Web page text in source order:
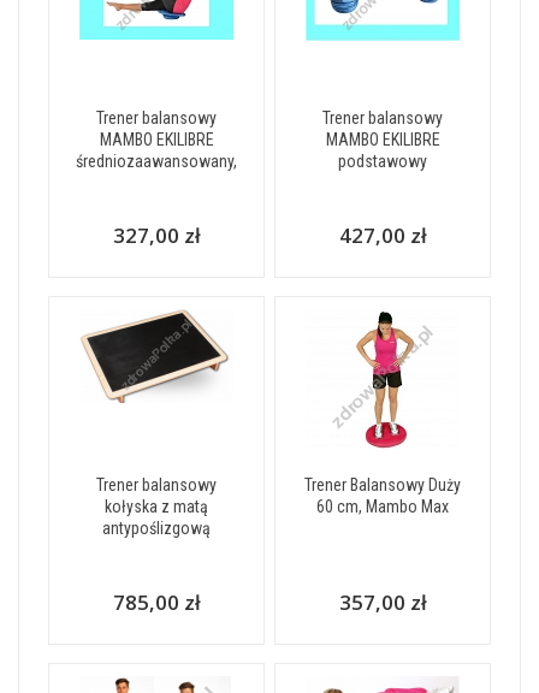
Trener balansowy
MAMBO EKILIBRE
średniozaawansowany,
327,00 zł
Trener balansowy
MAMBO EKILIBRE
podstawowy
427,00 zł
Trener balansowy
kołyska z matą
antypoślizgową
785,00 zł
Trener Balansowy Duży
60 cm, Mambo Max
357,00 zł